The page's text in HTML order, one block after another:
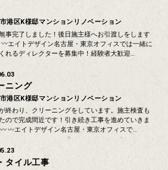
港区K様邸マンションリノベーション
事完了しました！後日施主様へお引渡しをします
エイトデザイン名古屋・東京オフィスでは一緒に
れるディレクターを募集中！経験者大歓迎…
ニング
港区K様邸マンションリノベーション
終わり、クリーニングをしています。施主検査も
ので完成間近です！引き続き工事を進めていきま
エイトデザイン名古屋・東京オフィスで…
タイル工事